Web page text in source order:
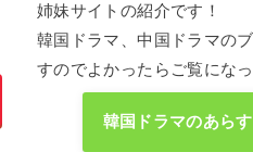
姉妹サイトの紹介です！
韓国ドラマ、中国ドラマの
すのでよかったらご覧にな
韓国ドラマのあら